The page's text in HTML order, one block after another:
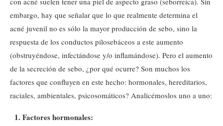
embargo, hay que señalar que lo que realmente determina el
acné juvenil no es sólo la mayor producción de sebo, sino la
respuesta de los conductos pilosebáceos a este aumento
(obstruyéndose, infectándose y/o inflamándose). Pero el aumento
de la secreción de sebo, ¿por qué ocurre? Son muchos los
factores que confluyen en este hecho: hormonales, hereditarios,
raciales, ambientales, psicosomáticos? Analicémoslos uno a uno:
Factores hormonales: